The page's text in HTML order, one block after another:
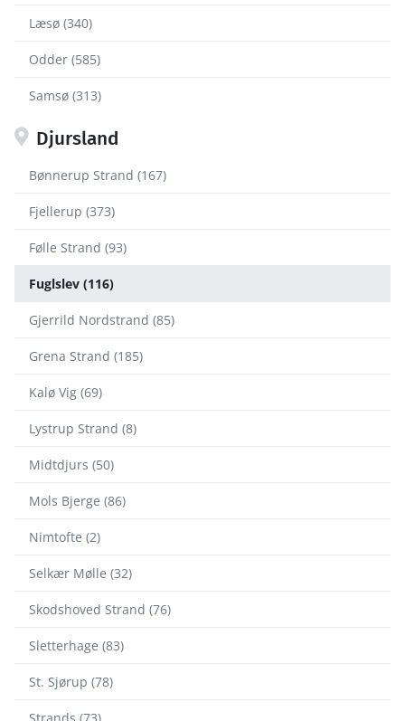
Læsø (340)
Odder (585)
Samsø (313)
Djursland
Bønnerup Strand (167)
Fjellerup (373)
Følle Strand (93)
Fuglslev (116)
Gjerrild Nordstrand (85)
Grena Strand (185)
Kalø Vig (69)
Lystrup Strand (8)
Midtdjurs (50)
Mols Bjerge (86)
Nimtofte (2)
Selkær Mølle (32)
Skodshoved Strand (76)
Sletterhage (83)
St. Sjørup (78)